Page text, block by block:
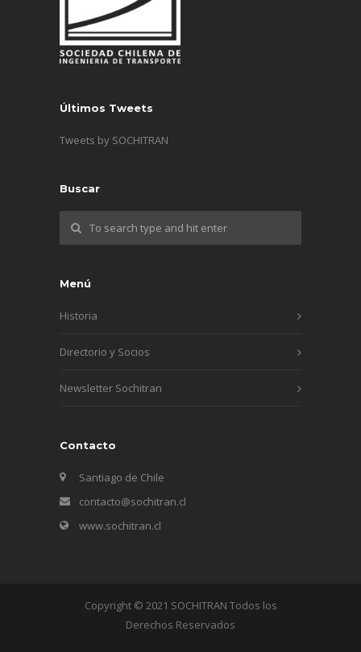
Últimos Tweets
Tweets by SOCHITRAN
Buscar
Menú
Historia
Directorio y Socios
Newsletter Sochitran
Contacto
Santiago de Chile
contacto@sochitran.cl
www.sochitran.cl
Copyright © 2021 SOCHITRAN Todos los
Derechos Reservados